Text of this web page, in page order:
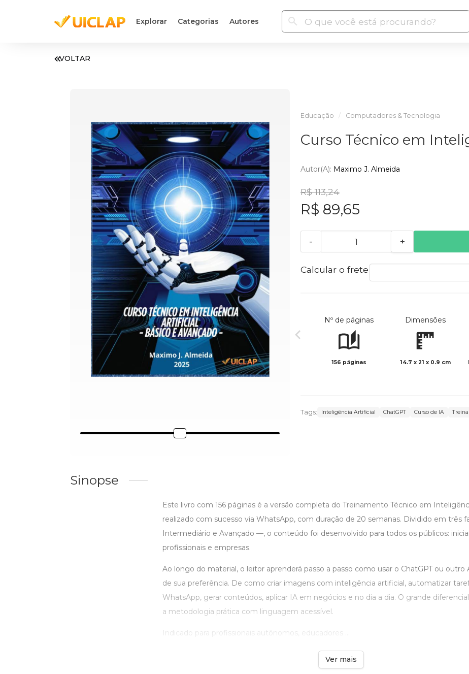
Explorar Categorias Autores
VOLTAR
Educação Computadores & Tecnologia
Curso Técnico em
Autor(a): Maximo J. Almeida
R$ 113,24
R$ 89,65
- +
Calcular o frete
Nº de páginas
156 páginas
Dimensões
14.7 x 21 x 0.9 cm
Tags: Inteligência Artificial ChatGPT Curso de IA
Sinopse
Este livro com 156 páginas é a versão completa do Treinamento Técnico em
realizado com sucesso via WhatsApp, com duração de 20 semanas. Dividido em três
Intermediário e Avançado —, o conteúdo foi desenvolvido para todos os públicos:
profissionais e empresas.
Ao longo do material, o leitor aprenderá passo a passo como usar o ChatGPT ou outro
de sua preferência. De como criar imagens com inteligência artificial, automatizar
WhatsApp, gerar conteúdos, aplicar IA em negócios e no dia a dia. O grande
a metodologia prática com linguagem acessível.
Indicado para profissionais autônomos, educadores ...
Ver mais